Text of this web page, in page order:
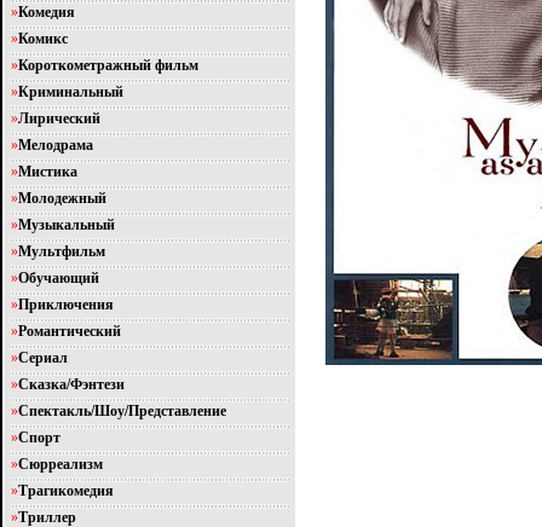
»Комедия
»Комикс
»Короткометражный фильм
»Криминальный
»Лирический
»Мелодрама
»Мистика
»Молодежный
»Музыкальный
»Мультфильм
»Обучающий
»Приключения
»Романтический
»Сериал
»Сказка/Фэнтези
»Спектакль/Шоу/Представление
»Спорт
»Сюрреализм
»Трагикомедия
»Триллер